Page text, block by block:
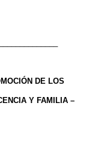
DE LOS
Y FAMILIA –